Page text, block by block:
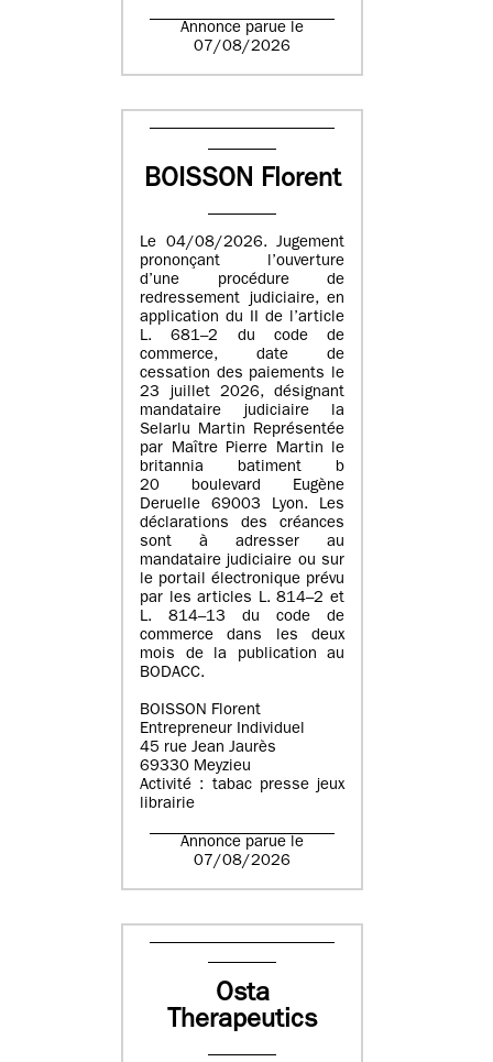
Annonce parue le
07/08/2026
BOISSON Florent
Le 04/08/2026. Jugement
prononçant l’ouverture
d’une procédure de
redressement judiciaire, en
application du II de l’article
L. 681–2 du code de
commerce, date de
cessation des paiements le
23 juillet 2026, désignant
mandataire judiciaire la
Selarlu Martin Représentée
par Maître Pierre Martin le
britannia batiment b
20 boulevard Eugène
Deruelle 69003 Lyon. Les
déclarations des créances
sont à adresser au
mandataire judiciaire ou sur
le portail électronique prévu
par les articles L. 814–2 et
L. 814–13 du code de
commerce dans les deux
mois de la publication au
BODACC.
BOISSON Florent
Entrepreneur Individuel
45 rue Jean Jaurès
69330 Meyzieu
Activité : tabac presse jeux
librairie
Annonce parue le
07/08/2026
Osta
Therapeutics